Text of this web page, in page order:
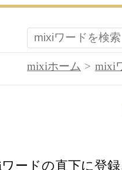
mixiホーム
mixi
ードの直下に登